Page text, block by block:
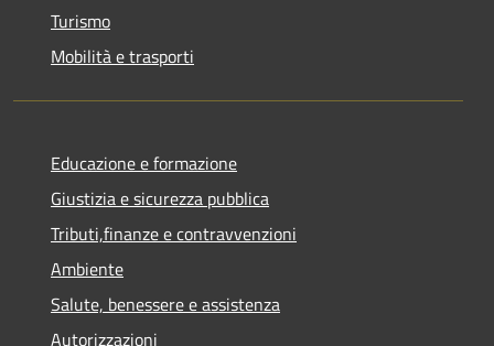
Turismo
Mobilità e trasporti
Educazione e formazione
Giustizia e sicurezza pubblica
Tributi,finanze e contravvenzioni
Ambiente
Salute, benessere e assistenza
Autorizzazioni